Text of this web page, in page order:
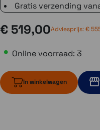
Gratis verzending
€ 519,00Adviesprijs:€
Online voorraad: 3
In winkelwagen